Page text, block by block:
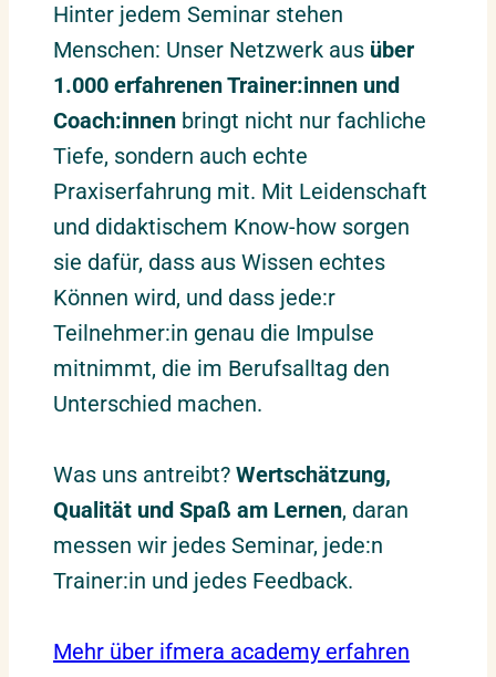
Hinter jedem Seminar stehen
Menschen: Unser Netzwerk aus über
1.000 erfahrenen Trainer:innen und
Coach:innen bringt nicht nur fachliche
Tiefe, sondern auch echte
Praxiserfahrung mit. Mit Leidenschaft
und didaktischem Know-how sorgen
sie dafür, dass aus Wissen echtes
Können wird, und dass jede:r
Teilnehmer:in genau die Impulse
mitnimmt, die im Berufsalltag den
Unterschied machen.
Was uns antreibt? Wertschätzung,
Qualität und Spaß am Lernen, daran
messen wir jedes Seminar, jede:n
Trainer:in und jedes Feedback.
Mehr über ifmera academy erfahren